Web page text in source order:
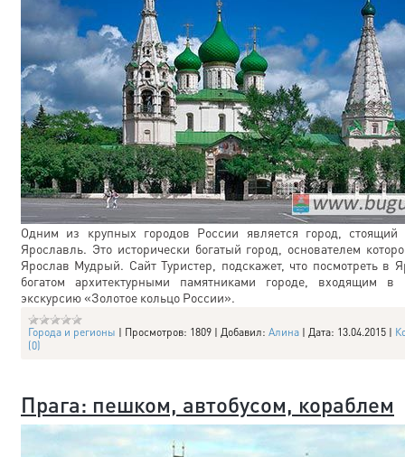
Одним из крупных городов России является город,
Ярославль. Это исторически богатый город, основателем
Ярослав Мудрый. Сайт Туристер, подскажет, что посмотреть в
богатом архитектурными памятниками городе, входящим в
экскурсию «Золотое кольцо России».
Города и регионы | Просмотров: 1809 | Добавил: Алина | Дата: 13.04.2015 |
(0)
Прага: пешком, автобусом, кораблем